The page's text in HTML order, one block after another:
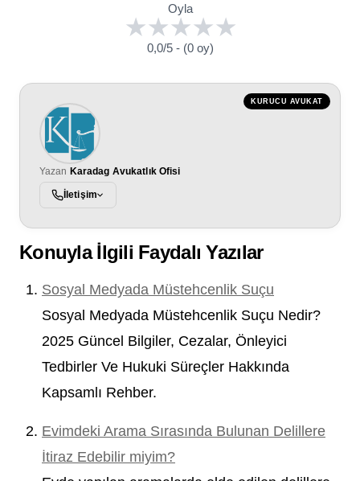
Oyla
0,0/5 - (0 oy)
KURUCU AVUKAT
Yazan Karadag Avukatlık Ofisi
İletişim
Konuyla İlgili Faydalı Yazılar
Sosyal Medyada Müstehcenlik Suçu
Sosyal Medyada Müstehcenlik Suçu Nedir?
2025 Güncel Bilgiler, Cezalar, Önleyici
Tedbirler Ve Hukuki Süreçler Hakkında
Kapsamlı Rehber.
Evimdeki Arama Sırasında Bulunan Delillere
İtiraz Edebilir miyim?